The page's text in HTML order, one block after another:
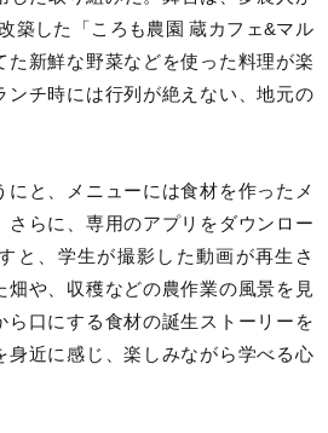
築した「ころも農園 蔵カフェ&マル
た新鮮な野菜などを使った料理が楽
ンチ時には行列が絶えない、地元の
にと、メニューには食材を作ったメ
さらに、専用のアプリをダウンロー
と、学生が撮影した動画が再生さ
畑や、収穫などの農作業の風景を見
ら口にする食材の誕生ストーリーを
身近に感じ、楽しみながら学べる心